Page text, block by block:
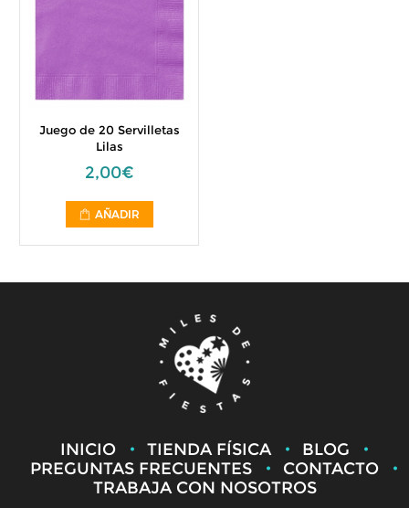
Juego de 20 Servilletas
Lilas
2,00€
AÑADIR
INICIO TIENDA FÍSICA
BLOG
PREGUNTAS FRECUENTES
CONTACTO
TRABAJA CON NOSOTROS